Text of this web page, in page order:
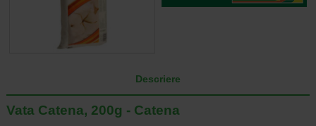
Descriere
Vata Catena, 200g - Catena